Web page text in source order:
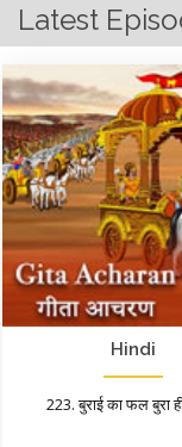
Latest
Hindi
223. बुराई का फल बुरा